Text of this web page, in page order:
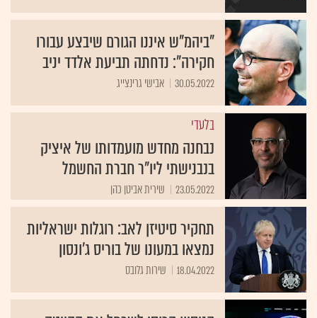
"ביהמ"ש איננו הגורם שיבצע עבורו
חקירה": נדחתה תביעת אלדד יניב
30.05.2022 אבישי גרינצייג
בלעדי
נבחנה מחדש מועמדותו של איציק
בנבנישתי ליו"ר חברת החשמל
23.05.2022 שירית אביטן כהן
תחקיר סיטיזן לאב: רוגלות ישראליות
נמצאו במעונו של בוריס ג'ונסון
18.04.2022 שירות גלובס